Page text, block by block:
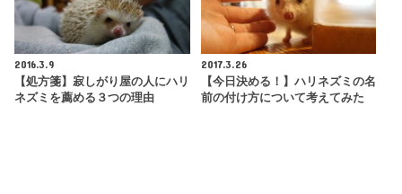
2016.3.9
【処方箋】寂しがり屋の人にハリ
ネズミを薦める３つの理由
2017.3.26
【今日決める！】ハリネズミの名
前の付け方について考えてみた